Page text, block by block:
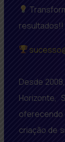
resultados!!
Desde
Horizonte,
criação de